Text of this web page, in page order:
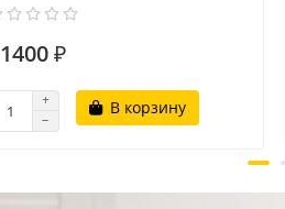
₽
В корзину